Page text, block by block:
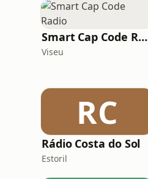
Smart Cap Code Radio
Viseu
RC
Rádio Costa do Sol
Estoril